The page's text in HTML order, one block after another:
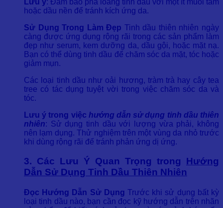
hoặc dầu nền để tránh kích ứng da.
Sử Dụng Trong Làm Đẹp Tinh dầu thiên nhiên ngày
càng được ứng dụng rộng rãi trong các sản phẩm làm
đẹp như serum, kem dưỡng da, dầu gội, hoặc mặt nạ.
Bạn có thể dùng tinh dầu để chăm sóc da mặt, tóc hoặc
giảm mụn.
Các loại tinh dầu như oải hương, tràm trà hay cây tea
tree có tác dụng tuyệt vời trong việc chăm sóc da và
tóc.
Lưu ý trong việc hướng dẫn sử dụng tinh dầu thiên
nhiên: Sử dụng tinh dầu với lượng vừa phải, không
nên lạm dụng. Thử nghiệm trên một vùng da nhỏ trước
khi dùng rộng rãi để tránh phản ứng dị ứng.
3. Các Lưu Ý Quan Trọng trong Hướng
Dẫn Sử Dụng Tinh Dầu Thiên Nhiên
Đọc Hướng Dẫn Sử Dụng Trước khi sử dụng bất kỳ
loại tinh dầu nào, bạn cần đọc kỹ hướng dẫn trên nhãn